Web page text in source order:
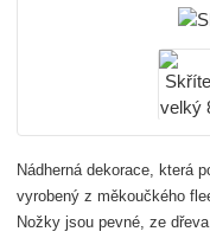
Nádherná dekorace, která
vyrobený z měkoučkého
Nožky jsou pevné, ze